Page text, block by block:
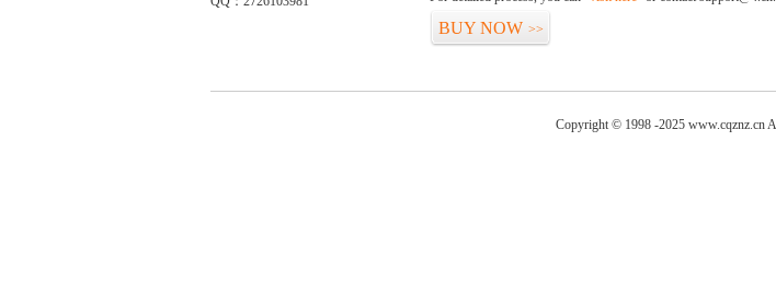
BUY NOW >>
Copyright © 1998 -2025 www.cqznz.cn